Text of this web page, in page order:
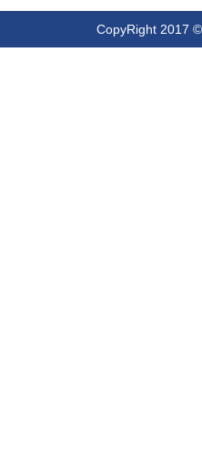
CopyRight 2017